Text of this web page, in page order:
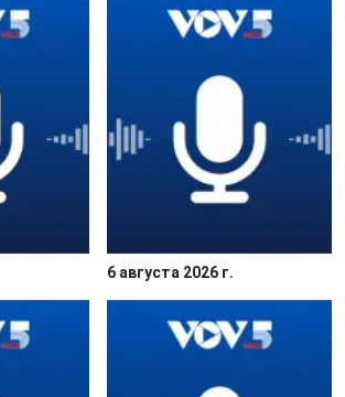
6 августа 2026 г.